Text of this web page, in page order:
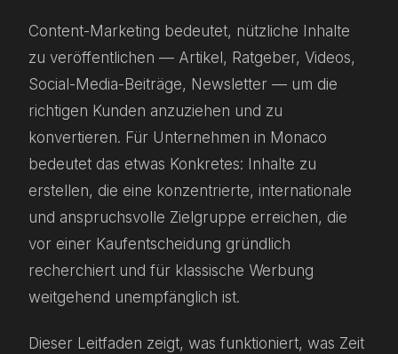
Content-Marketing bedeutet, nützliche Inhalte
zu veröffentlichen — Artikel, Ratgeber, Videos,
Social-Media-Beiträge, Newsletter — um die
richtigen Kunden anzuziehen und zu
konvertieren. Für Unternehmen in Monaco
bedeutet das etwas Konkretes: Inhalte zu
erstellen, die eine konzentrierte, internationale
und anspruchsvolle Zielgruppe erreichen, die
vor einer Kaufentscheidung gründlich
recherchiert und für klassische Werbung
weitgehend unempfänglich ist.
Dieser Leitfaden zeigt, was funktioniert, was Zeit